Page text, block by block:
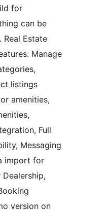
for
can be
Real Estate
Manage
listings
amenities,
Full
Messaging
import for
Dealership,
version on